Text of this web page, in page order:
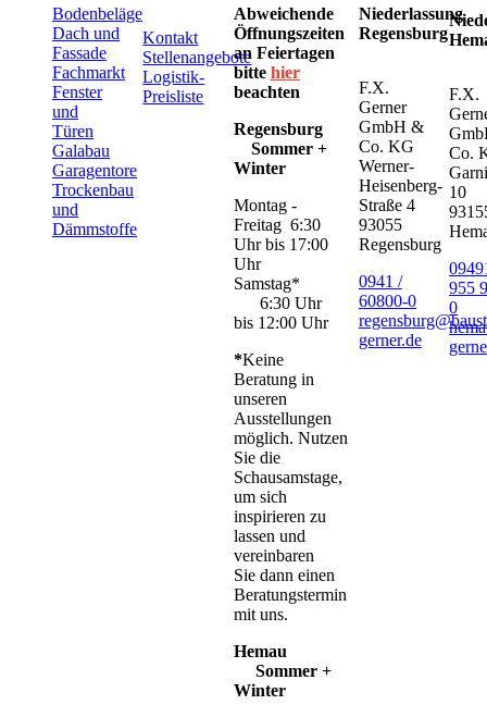
Bodenbeläge
Dach und
Fassade
Fachmarkt
Fenster
und
Türen
Galabau
Garagentore
Trockenbau
und
Dämmstoffe
Kontakt
Stellenangebote
Logistik-
Preisliste
Abweichende
Öffnungszeiten
an Feiertagen
bitte hier
beachten
Regensburg
Sommer +
Winter
Montag -
Freitag 6:30
Uhr bis 17:00
Uhr
Samstag*
6:30 Uhr
bis 12:00 Uhr
*Keine
Beratung in
unseren
Ausstellungen
möglich. Nutzen
Sie die
Schausamstage,
um sich
inspirieren zu
lassen und
vereinbaren
Sie dann einen
Beratungstermin
mit uns.
Hemau
Sommer +
Winter
Niederlassung
Regensburg
F.X.
Gerner
GmbH &
Co. KG
Werner-
Heisenberg-
Straße 4
93055
Regensburg
0941 /
60800-0
gerner.de
F.X.
Co.
10
955
0